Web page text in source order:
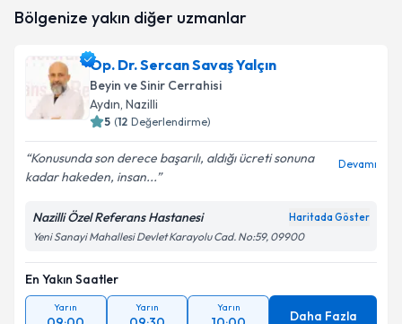
oluşturun. Size bu uzmandan randevu almanız için bir
E-posta Adresiniz
Kişisel verilerimin işlenmesine ilişkinAydınlatma
Metni'ni okudum ve kişisel verilerimin belirtilen
Bölgenize yakın diğer uzmanlar
Op. Dr. Sercan Savaş Yalçın
Beyin ve Sinir Cerrahisi
Aydın, Nazilli
5 (12 Değerlendirme)
Konusunda son derece başarılı, aldığı ücreti sonuna
kadar hakeden, insan...
Devamı
Nazilli Özel Referans Hastanesi Haritada Göster
Yeni Sanayi Mahallesi Devlet Karayolu Cad. No:59, 09900
En Yakın Saatler
Yarın Yarın Yarın
Daha Fazla